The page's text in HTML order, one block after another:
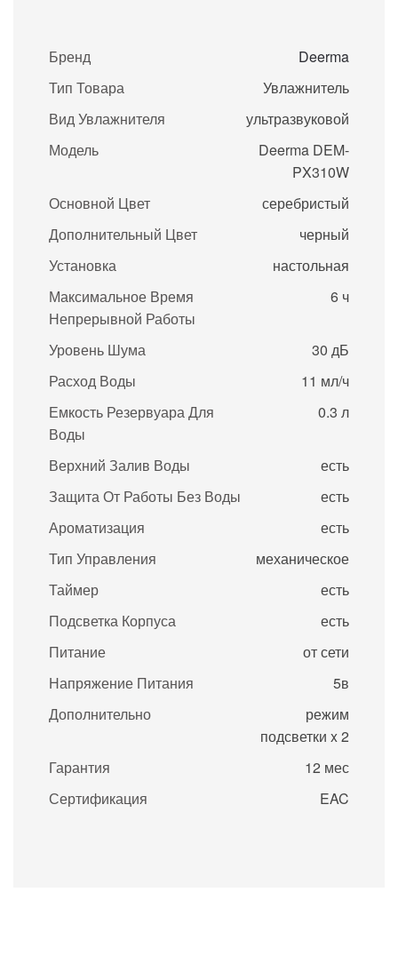
Бренд
Deerma
Тип Товара
Увлажнитель
Вид Увлажнителя
ультразвуковой
Модель
Deerma DEM-
PX310W
Основной Цвет
серебристый
Дополнительный Цвет
черный
Установка
настольная
Максимальное Время
Непрерывной Работы
6 ч
Уровень Шума
30 дБ
Расход Воды
11 мл/ч
Емкость Резервуара Для
Воды
0.3 л
Верхний Залив Воды
есть
Защита От Работы Без Воды
есть
Ароматизация
есть
Тип Управления
механическое
Таймер
есть
Подсветка Корпуса
есть
Питание
от сети
Напряжение Питания
5в
Дополнительно
режим
подсветки x 2
Гарантия
12 мес
Сертификация
EAC